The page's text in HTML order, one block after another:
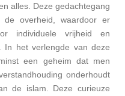
alles. Deze gedachtegang
overheid, waardoor er
individuele vrijheid en
In het verlengde van deze
een geheim dat men
onderhoudt
de islam. Deze curieuze